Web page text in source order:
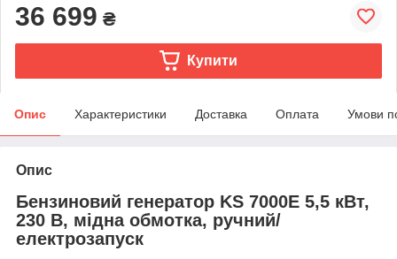
36 699 ₴
Купити
Опис Характеристики Доставка Оплата Умови
Опис
Бензиновий генератор KS 7000E 5,5 кВт,
230 В, мідна обмотка, ручний/
електрозапуск